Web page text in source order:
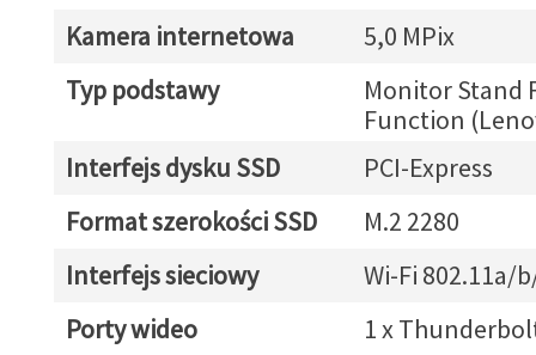
Kamera internetowa
5,0 MPix
Typ podstawy
Monitor Stand
Function
Interfejs dysku SSD
PCI-Express
Format szerokości SSD
M.2 2280
Interfejs sieciowy
Wi-Fi 802.11a/
Porty wideo
1 x